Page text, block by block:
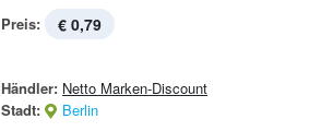
Preis: € 0,79
Händler: Netto Marken-Discount
Stadt:
Berlin